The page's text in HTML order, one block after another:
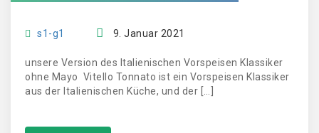
s1-g1 9. Januar 2021
unsere Version des Italienischen Vorspeisen Klassiker
ohne Mayo Vitello Tonnato ist ein Vorspeisen Klassiker
aus der Italienischen Küche, und der […]